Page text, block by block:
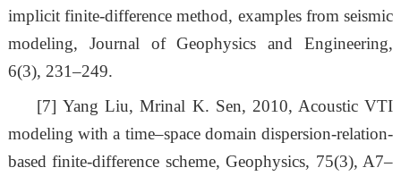
implicit finite-difference method, examples from seismic
modeling, Journal of Geophysics and Engineering,
6(3), 231–249.
[7]Yang Liu, Mrinal K. Sen, 2010, Acoustic VTI
modeling with a time–space domain dispersion-relation-
based finite-difference scheme, Geophysics, 75(3), A7–